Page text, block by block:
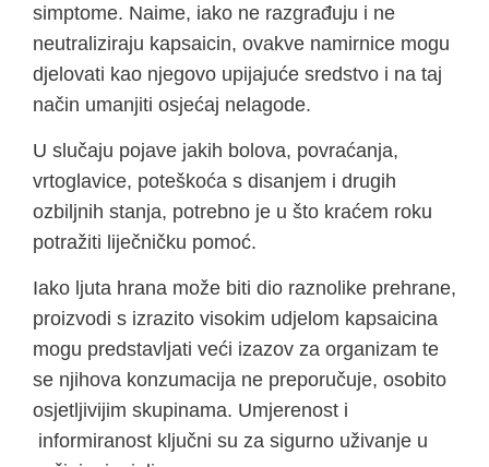
simptome. Naime, iako ne razgrađuju i ne
neutraliziraju kapsaicin, ovakve namirnice mogu
djelovati kao njegovo upijajuće sredstvo i na taj
način umanjiti osjećaj nelagode.
U slučaju pojave jakih bolova, povraćanja,
vrtoglavice, poteškoća s disanjem i drugih
ozbiljnih stanja, potrebno je u što kraćem roku
potražiti liječničku pomoć.
Iako ljuta hrana može biti dio raznolike prehrane,
proizvodi s izrazito visokim udjelom kapsaicina
mogu predstavljati veći izazov za organizam te
se njihova konzumacija ne preporučuje, osobito
osjetljivijim skupinama. Umjerenost i
informiranost ključni su za sigurno uživanje u